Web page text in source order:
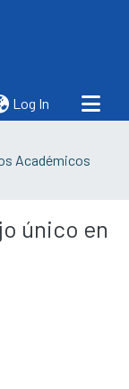
Log In (current)
Académicos
único en